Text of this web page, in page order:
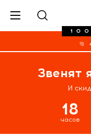
Звенят
И
18
часов